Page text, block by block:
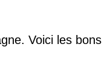
Voici les bons